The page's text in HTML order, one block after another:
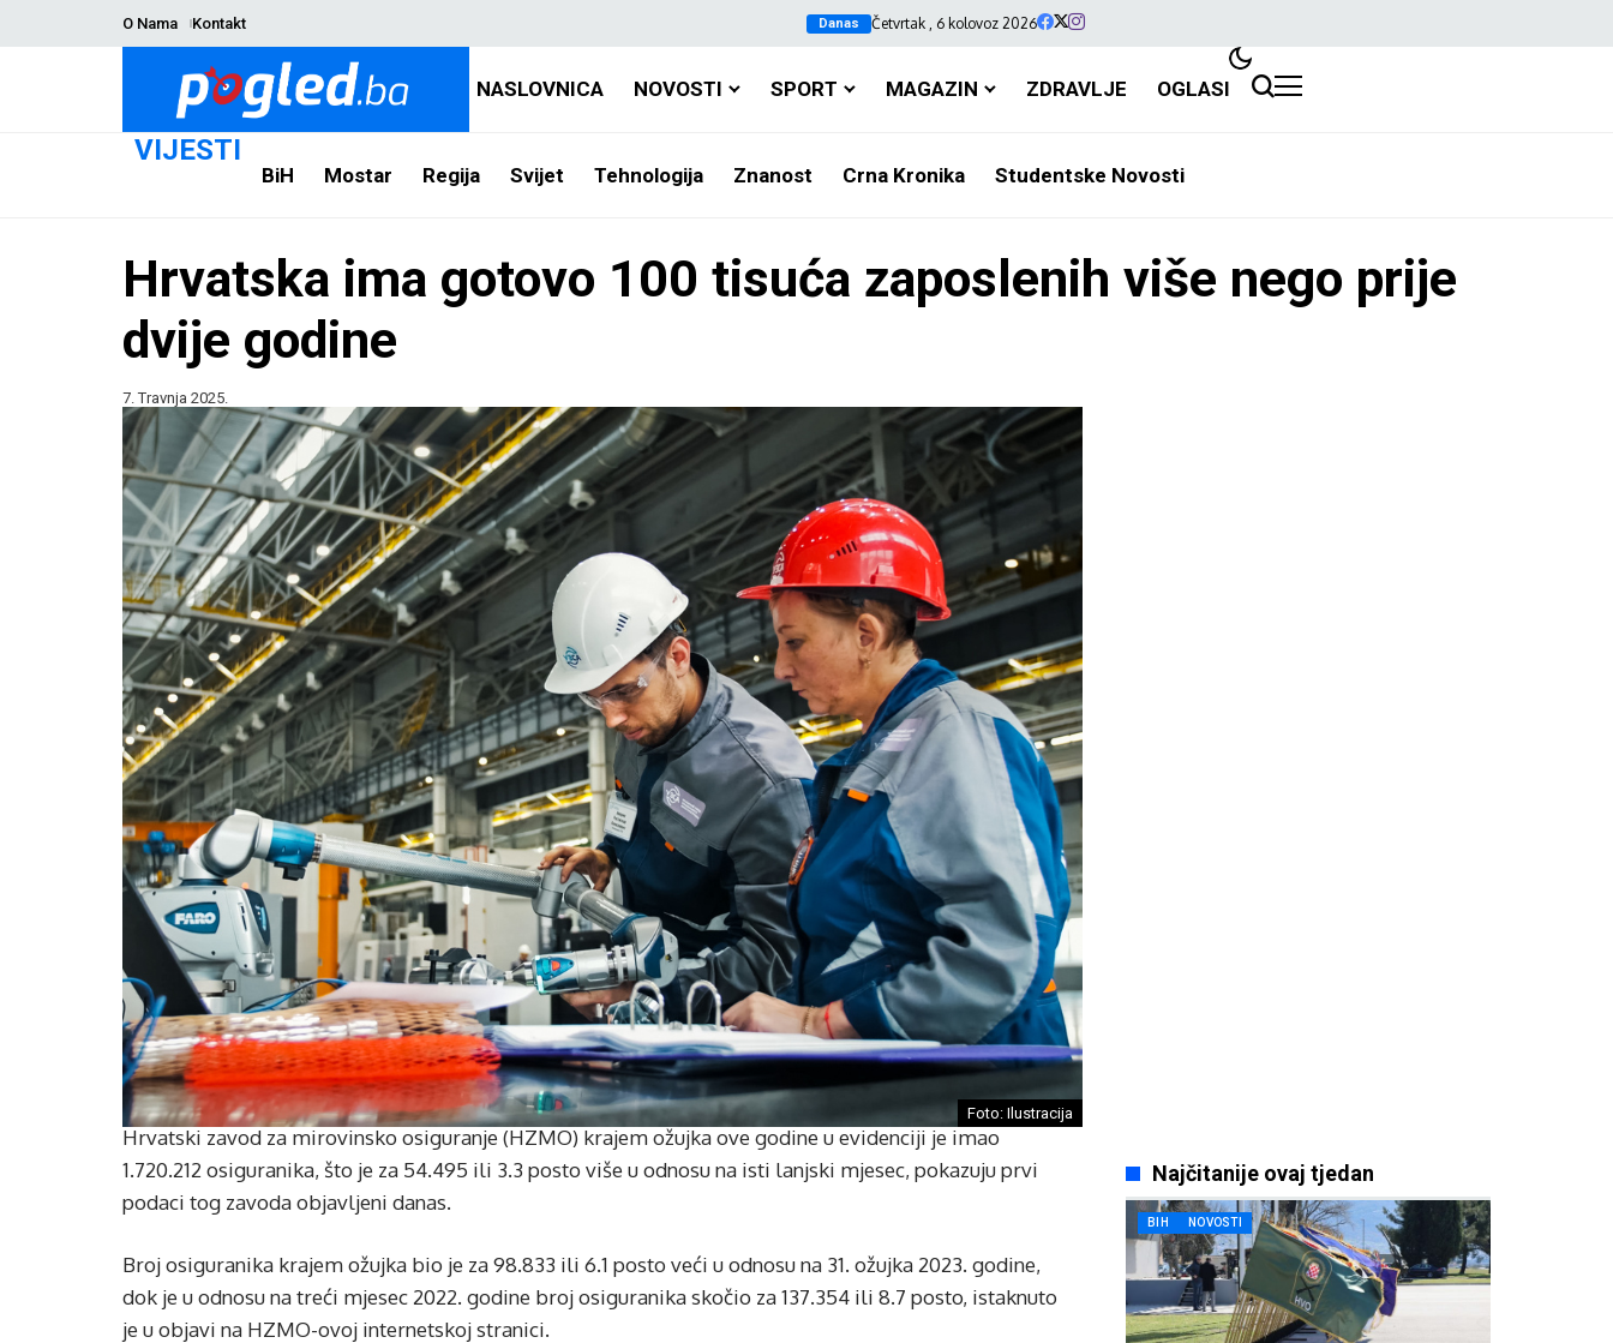
O Nama Kontakt Danas Četvrtak , 6 kolovoz 2026
NASLOVNICA NOVOSTI SPORT MAGAZIN ZDRAVLJE OGLASI
VIJESTI
BiH Mostar Regija Svijet Tehnologija Znanost Crna Kronika Studentske Novosti
Hrvatska ima gotovo 100 tisuća zaposlenih više nego prije
dvije godine
7. Travnja 2025.
Foto: Ilustracija
Hrvatski zavod za mirovinsko osiguranje (HZMO) krajem ožujka ove godine u evidenciji je imao
1.720.212 osiguranika, što je za 54.495 ili 3.3 posto više u odnosu na isti lanjski mjesec, pokazuju prvi
podaci tog zavoda objavljeni danas.
Broj osiguranika krajem ožujka bio je za 98.833 ili 6.1 posto veći u odnosu na 31. ožujka 2023. godine,
dok je u odnosu na treći mjesec 2022. godine broj osiguranika skočio za 137.354 ili 8.7 posto, istaknuto
je u objavi na HZMO-ovoj internetskoj stranici.
Najčitanije ovaj tjedan
BIH NOVOSTI